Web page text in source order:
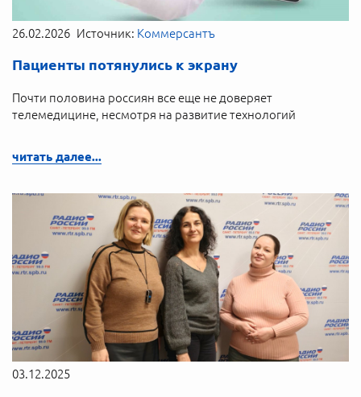
26.02.2026 Источник: Коммерсантъ
Пациенты потянулись к экрану
Почти половина россиян все еще не доверяет
телемедицине, несмотря на развитие технологий
читать далее...
03.12.2025